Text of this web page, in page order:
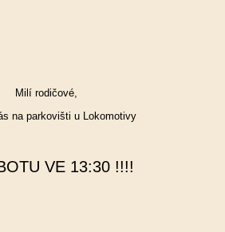
Milí rodičové,
na parkovišti u Lokomotivy
VE 13:30 !!!!